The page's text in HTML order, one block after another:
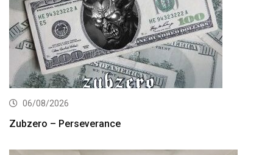
06/08/2026
Zubzero – Perseverance